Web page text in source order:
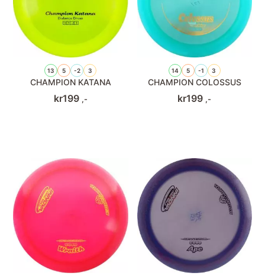
13 5 -2 3
CHAMPION KATANA
kr199 ,-
14 5 -1 3
CHAMPION COLOSSUS
kr199 ,-